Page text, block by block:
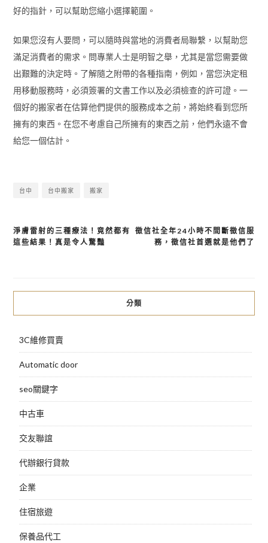
好的指針，可以幫助您縮小選擇範圍。
如果您沒有人要問，可以隨時與當地的消費者局聯繫，以幫助您
滿足消費者的需求。問專業人士是明智之舉，尤其是當您需要做
出艱難的決定時。了解隨之附帶的各種指南，例如，當您決定租
用移動服務時，必須簽署的文書工作以及必須檢查的許可證。一
個好的搬家者在估算他們提供的服務成本之前，將始終看到您所
擁有的東西。在您不考慮自己所擁有的東西之前，他們永遠不會
給您一個估計。
台中 台中搬家 搬家
文
覽
徵信社全年24小時不間斷徵信服
務，徵信社首選就是他們了
淨膚雷射的三種療法！竟然都有
這些結果！真是令人驚豔
分類
3C維修買賣
Automatic door
seo關鍵字
中古車
交友聯誼
代辦銀行貸款
企業
住宿旅遊
保養品代工